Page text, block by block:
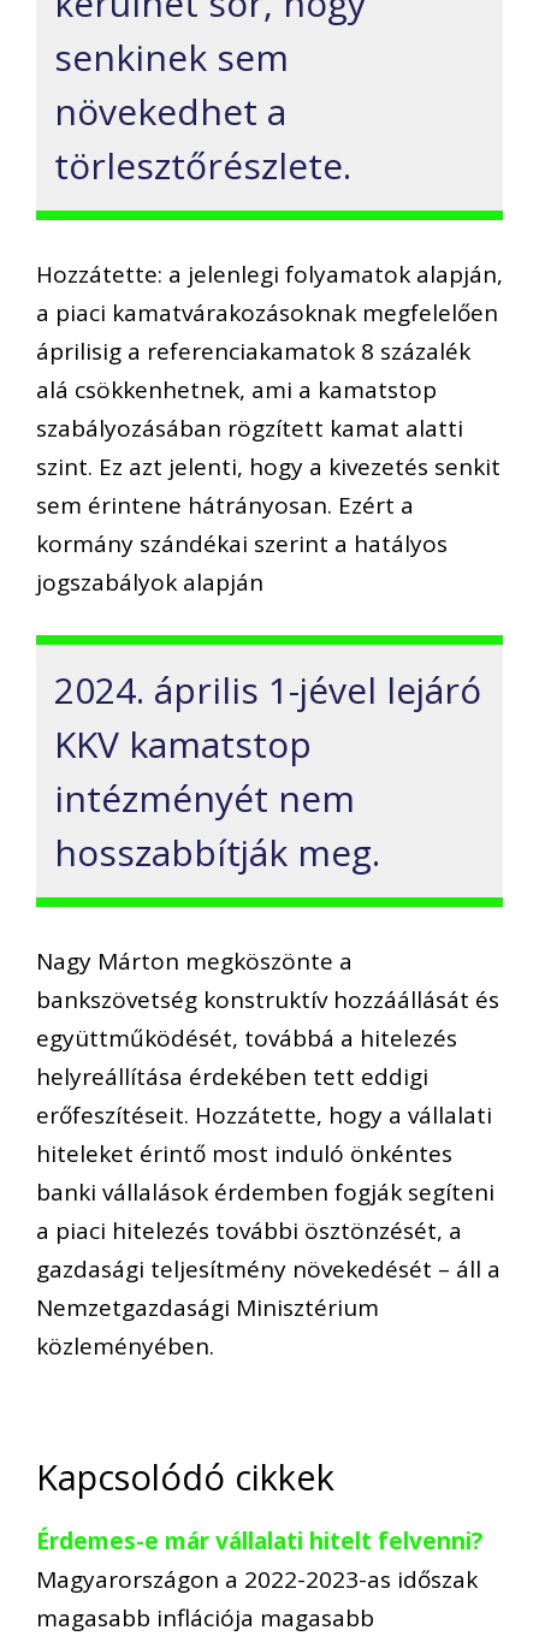
senkinek sem
növekedhet a
törlesztőrészlete.
Hozzátette: a jelenlegi folyamatok alapján,
a piaci kamatvárakozásoknak megfelelően
áprilisig a referenciakamatok 8 százalék
alá csökkenhetnek, ami a kamatstop
szabályozásában rögzített kamat alatti
szint. Ez azt jelenti, hogy a kivezetés senkit
sem érintene hátrányosan. Ezért a
kormány szándékai szerint a hatályos
jogszabályok alapján
2024. április 1-jével lejáró
KKV kamatstop
intézményét nem
hosszabbítják meg.
Nagy Márton megköszönte a
bankszövetség konstruktív hozzáállását és
együttműködését, továbbá a hitelezés
helyreállítása érdekében tett eddigi
erőfeszítéseit. Hozzátette, hogy a vállalati
hiteleket érintő most induló önkéntes
banki vállalások érdemben fogják segíteni
a piaci hitelezés további ösztönzését, a
gazdasági teljesítmény növekedését – áll a
Nemzetgazdasági Minisztérium
közleményében.
Kapcsolódó cikkek
Érdemes-e már vállalati hitelt felvenni?
Magyarországon a 2022-2023-as időszak
magasabb inflációja magasabb